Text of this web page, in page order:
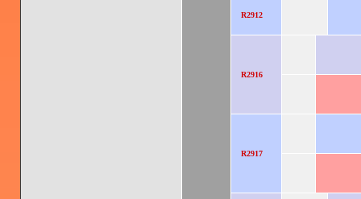
R2912
R2916
R2917